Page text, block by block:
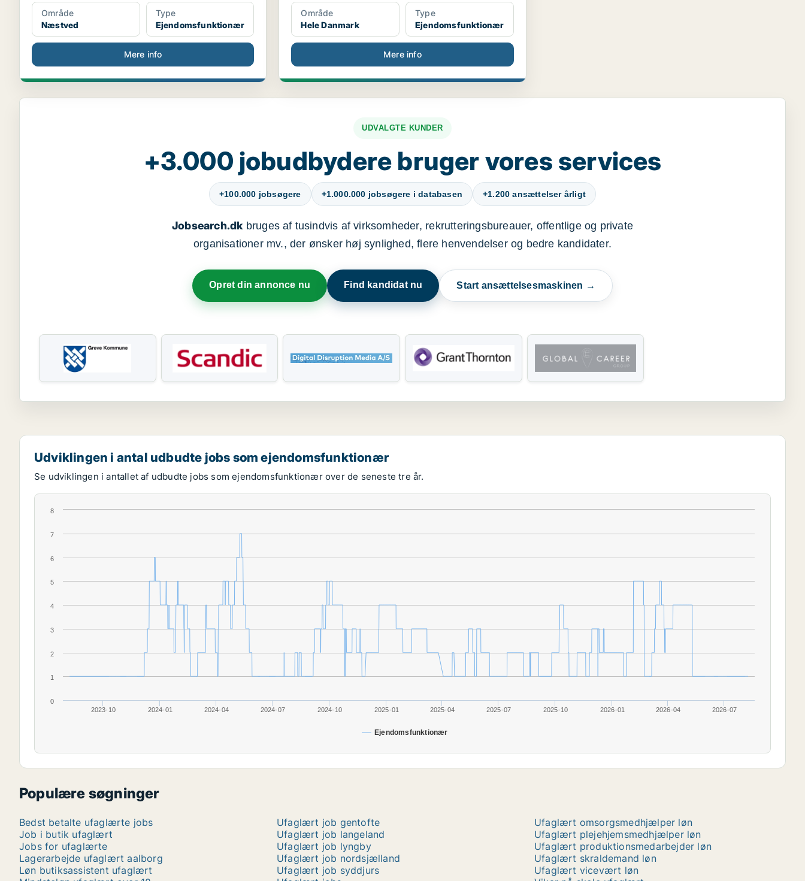
Område
Næstved
Type
Ejendomsfunktionær
Mere info
Område
Hele Danmark
Type
Ejendomsfunktionær
Mere info
UDVALGTE KUNDER
+3.000 jobudbydere bruger vores services
+100.000 jobsøgere +1.000.000 jobsøgere i databasen +1.200 ansættelser årligt
Jobsearch.dkbruges af tusindvis af virksomheder, rekrutteringsbureauer, offentlige og private
organisationer mv., der ønsker høj synlighed, flere henvendelser og bedre kandidater.
Opret din annonce nu Find kandidat nu Start ansættelsesmaskinen →
Udviklingen i antal udbudte jobs som ejendomsfunktionær
Se udviklingen i antallet af udbudte jobs som ejendomsfunktionær over de seneste tre år.
Ejendomsfunktionær
2023-10 2024-01 2024-04 2024-07 2024-10 2025-01 2025-04 2025-07 2025-10 2026-01 2026-04 2026-07
0
1
2
3
4
5
6
7
8
Populære søgninger
Bedst betalte ufaglærte jobs
Job i butik ufaglært
Jobs for ufaglærte
Lagerarbejde ufaglært aalborg
Løn butiksassistent ufaglært
Ufaglært job gentofte
Ufaglært job langeland
Ufaglært job lyngby
Ufaglært job nordsjælland
Ufaglært job syddjurs
Ufaglært omsorgsmedhjælper løn
Ufaglært plejehjemsmedhjælper løn
Ufaglært produktionsmedarbejder løn
Ufaglært skraldemand løn
Ufaglært vicevært løn